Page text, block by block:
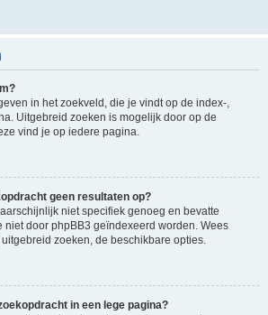
in het zoekveld, die je vindt op de index-,
Uitgebreid zoeken is mogelijk door op de
vind je op iedere pagina.
geen resultaten op?
niet specifiek genoeg en bevatte
niet door phpBB3 geïndexeerd worden. Wees
zoeken, de beschikbare opties.
in een lege pagina?